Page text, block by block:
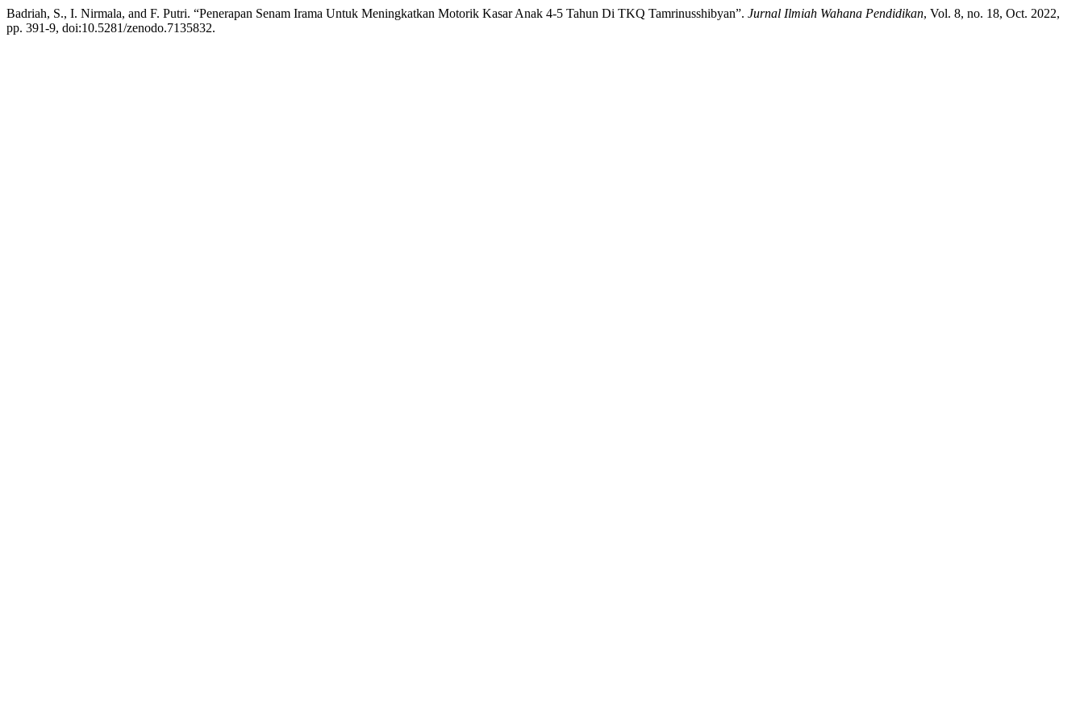
Badriah, S., I. Nirmala, and F. Putri. “Penerapan Senam Irama Untuk Meningkatkan Motorik Kasar Anak 4-5 Tahun Di TKQ Tamrinusshibyan”. Jurnal Ilmiah Wahana Pendidikan, Vol. 8, no. 18, Oct. 2022,
pp. 391-9, doi:10.5281/zenodo.7135832.